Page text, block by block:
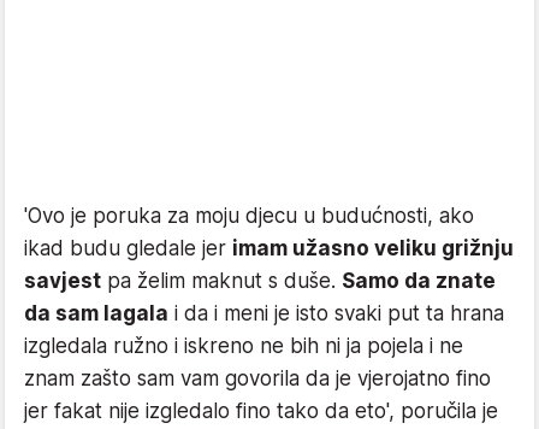
'Ovo je poruka za moju djecu u budućnosti, ako
ikad budu gledale jer imam užasno veliku grižnju
savjest pa želim maknut s duše. Samo da znate
da sam lagala i da i meni je isto svaki put ta hrana
izgledala ružno i iskreno ne bih ni ja pojela i ne
znam zašto sam vam govorila da je vjerojatno fino
jer fakat nije izgledalo fino tako da eto', poručila je